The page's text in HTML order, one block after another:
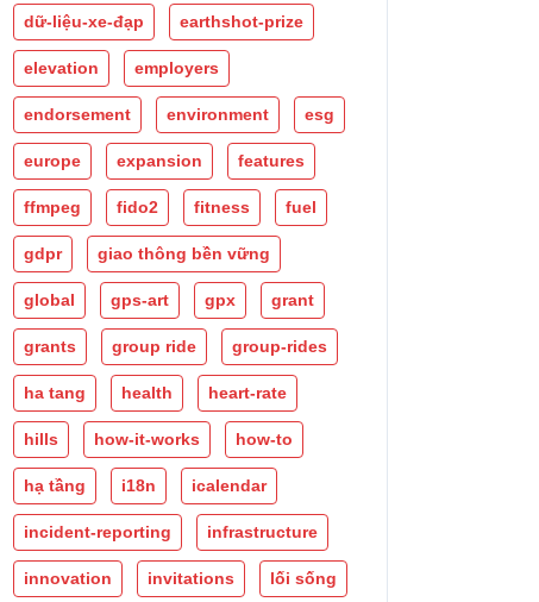
dữ-liệu-xe-đạp earthshot-prize
elevation employers
endorsement environment esg
europe expansion features
ffmpeg fido2 fitness fuel
gdpr giao thông bền vững
global gps-art gpx grant
grants group ride group-rides
ha tang health heart-rate
hills how-it-works how-to
hạ tầng i18n icalendar
incident-reporting infrastructure
innovation invitations lối sống